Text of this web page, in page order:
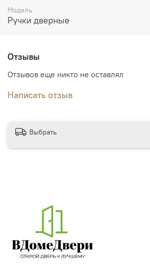
Модель
Ручки дверные
Отзывы
Отзывов еще никто не оставлял
Написать отзыв
Выбрать